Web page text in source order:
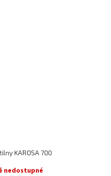
KAROSA 700
nedostupné